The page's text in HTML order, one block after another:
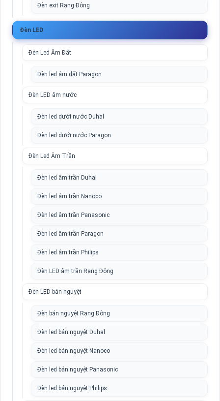
Đèn exit Rạng Đông
Đèn LED
Đèn Led Âm Đất
Đèn led âm đất Paragon
Đèn LED âm nước
Đèn led dưới nước Duhal
Đèn led dưới nước Paragon
Đèn Led Âm Trần
Đèn led âm trần Duhal
Đèn led âm trần Nanoco
Đèn led âm trần Panasonic
Đèn led âm trần Paragon
Đèn led âm trần Philips
Đèn LED âm trần Rạng Đông
Đèn LED bán nguyệt
Đèn bán nguyệt Rạng Đông
Đèn led bán nguyệt Duhal
Đèn led bán nguyệt Nanoco
Đèn led bán nguyệt Panasonic
Đèn led bán nguyệt Philips